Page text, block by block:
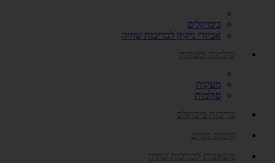
כימיקלים
אביזרי ניקיון לבריכות שחיה
סולמות ומעקות
מעקות
סולמות
בריכות פיברגלס
חימום המים
משאבות לבריכות שחיה